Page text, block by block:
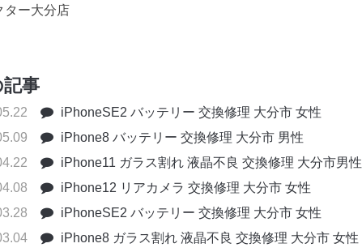
ター大分店
事
iPhoneSE2 バッテリー 交換修理 大分市 女性
iPhone8 バッテリー 交換修理 大分市 男性
iPhone11 ガラス割れ 液晶不良 交換修理 大分市男性
iPhone12 リアカメラ 交換修理 大分市 女性
iPhoneSE2 バッテリー 交換修理 大分市 女性
iPhone8 ガラス割れ 液晶不良 交換修理 大分市 女性